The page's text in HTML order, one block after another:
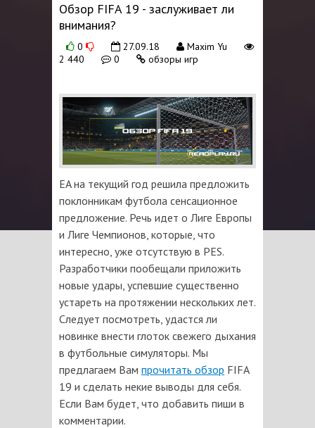
Обзор FIFA 19 - заслуживает ли
внимания?
0 27.09.18
Maxim Yu
2 440
0 обзоры игр
EA на текущий год решила предложить
поклонникам футбола сенсационное
предложение. Речь идет о Лиге Европы
и Лиге Чемпионов, которые, что
интересно, уже отсутствую в PES.
Разработчики пообещали приложить
новые удары, успевшие существенно
устареть на протяжении нескольких лет.
Следует посмотреть, удастся ли
новинке внести глоток свежего дыхания
в футбольные симуляторы. Мы
предлагаем Вам прочитать обзор FIFA
19 и сделать некие выводы для себя.
Если Вам будет, что добавить пиши в
комментарии.